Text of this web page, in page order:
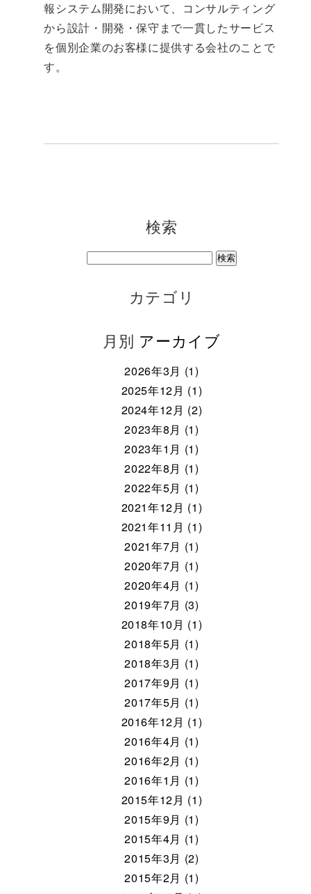
報システム開発において、コンサルティング
から設計・開発・保守まで一貫したサービス
を個別企業のお客様に提供する会社のことで
す。
検索
カテゴリ
月別 アーカイブ
2026年3月 (1)
2025年12月 (1)
2024年12月 (2)
2023年8月 (1)
2023年1月 (1)
2022年8月 (1)
2022年5月 (1)
2021年12月 (1)
2021年11月 (1)
2021年7月 (1)
2020年7月 (1)
2020年4月 (1)
2019年7月 (3)
2018年10月 (1)
2018年5月 (1)
2018年3月 (1)
2017年9月 (1)
2017年5月 (1)
2016年12月 (1)
2016年4月 (1)
2016年2月 (1)
2016年1月 (1)
2015年12月 (1)
2015年9月 (1)
2015年4月 (1)
2015年3月 (2)
2015年2月 (1)